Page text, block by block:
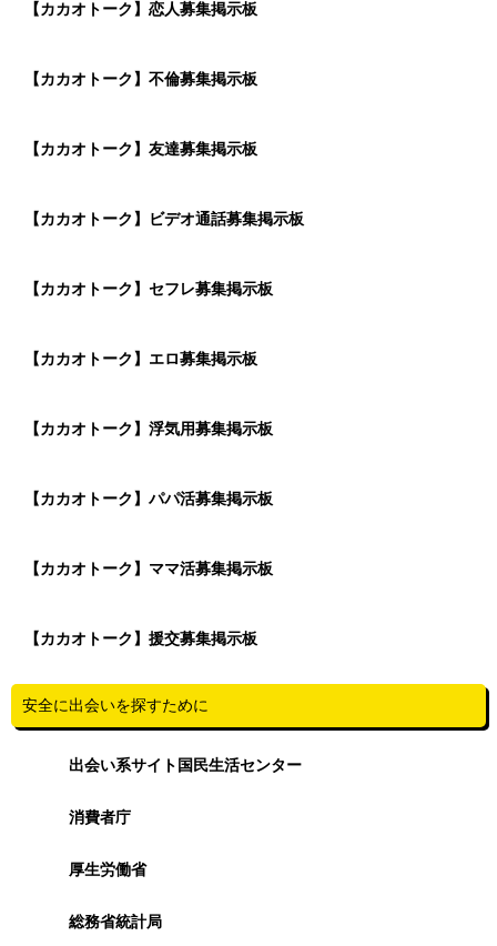
【カカオトーク】恋人募集掲示板
【カカオトーク】不倫募集掲示板
【カカオトーク】友達募集掲示板
【カカオトーク】ビデオ通話募集掲示板
【カカオトーク】セフレ募集掲示板
【カカオトーク】エロ募集掲示板
【カカオトーク】浮気用募集掲示板
【カカオトーク】パパ活募集掲示板
【カカオトーク】ママ活募集掲示板
【カカオトーク】援交募集掲示板
安全に出会いを探すために
出会い系サイト国民生活センター
消費者庁
厚生労働省
総務省統計局